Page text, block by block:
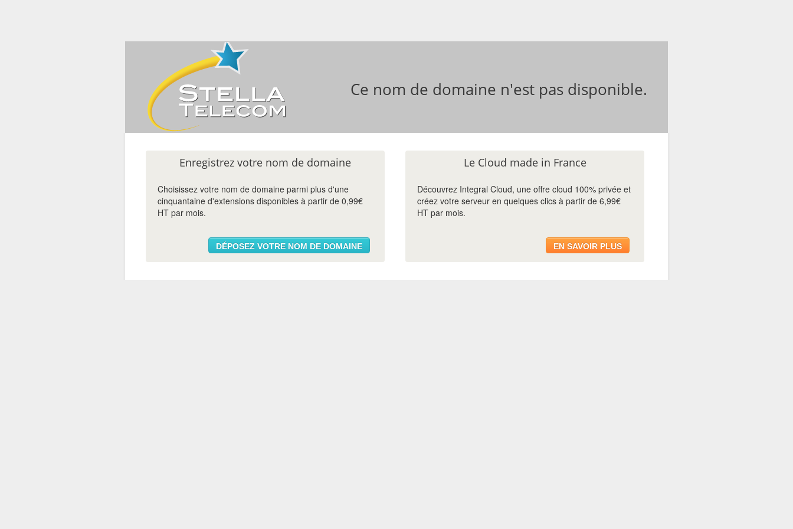
Ce nom de domaine n'est pas disponible.
Enregistrez votre nom de domaine
Choisissez votre nom de domaine parmi plus d'une
cinquantaine d'extensions disponibles à partir de 0,99€
HT par mois.
DÉPOSEZ VOTRE NOM DE DOMAINE
Le Cloud made in France
Découvrez Integral Cloud, une offre cloud 100% privée et
créez votre serveur en quelques clics à partir de 6,99€
HT par mois.
EN SAVOIR PLUS